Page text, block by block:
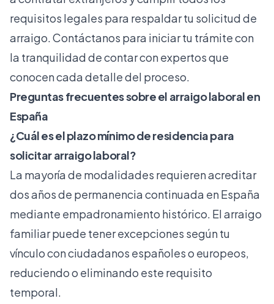
requisitos legales para respaldar tu solicitud de
arraigo. Contáctanos para iniciar tu trámite con
la tranquilidad de contar con expertos que
conocen cada detalle del proceso.
Preguntas frecuentes sobre el arraigo laboral en
España
¿Cuál es el plazo mínimo de residencia para
solicitar arraigo laboral?
La mayoría de modalidades requieren acreditar
dos años de permanencia continuada en España
mediante empadronamiento histórico. El arraigo
familiar puede tener excepciones según tu
vínculo con ciudadanos españoles o europeos,
reduciendo o eliminando este requisito
temporal.